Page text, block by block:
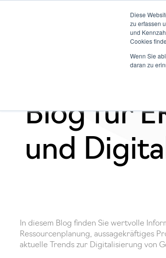
Diese
zu erfassen
und
Cookies
Wenn Sie
daran zu
Blog für
und
In diesem Blog finden Sie wertvolle
Ressourcenplanung, aussagekräftiges
aktuelle Trends zur Digitalisierung von